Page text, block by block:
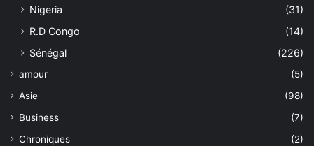
Nigeria
(31)
R.D Congo
(14)
Sénégal
(226)
amour
(5)
Asie
(98)
Business
(7)
Chroniques
(2)